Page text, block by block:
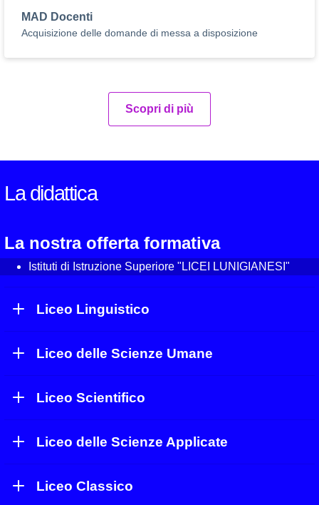
MAD Docenti
Acquisizione delle domande di messa a disposizione
Scopri di più
La didattica
La nostra offerta formativa
Istituti di Istruzione Superiore "LICEI LUNIGIANESI"
Liceo Linguistico
Liceo delle Scienze Umane
Liceo Scientifico
Liceo delle Scienze Applicate
Liceo Classico